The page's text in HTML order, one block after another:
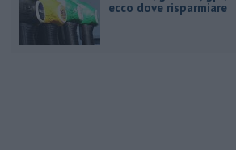
ecco dove risparmiare